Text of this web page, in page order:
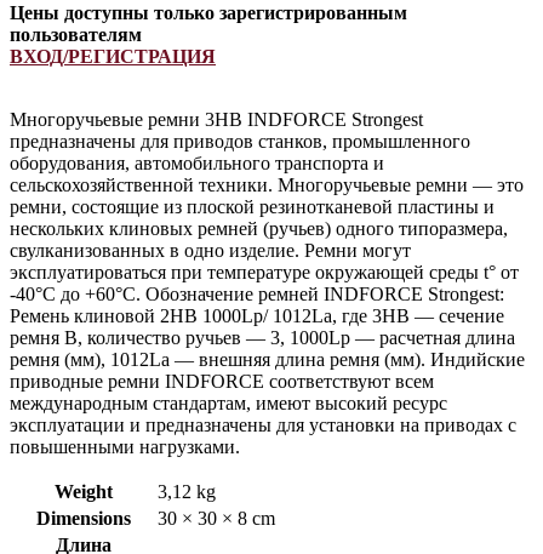
Цены доступны только зарегистрированным
пользователям
ВХОД/РЕГИСТРАЦИЯ
Многоручьевые ремни 3HB INDFORCE Strongest
предназначены для приводов станков, промышленного
оборудования, автомобильного транспорта и
сельскохозяйственной техники. Многоручьевые ремни — это
ремни, состоящие из плоской резинотканевой пластины и
нескольких клиновых ремней (ручьев) одного типоразмера,
свулканизованных в одно изделие. Ремни могут
эксплуатироваться при температуре окружающей среды t° от
-40°С до +60°С. Обозначение ремней INDFORCE Strongest:
Ремень клиновой 2HB 1000Lp/ 1012La, где 3HB — сечение
ремня B, количество ручьев — 3, 1000Lp — расчетная длина
ремня (мм), 1012La — внешняя длина ремня (мм). Индийские
приводные ремни INDFORCE соответствуют всем
международным стандартам, имеют высокий ресурс
эксплуатации и предназначены для установки на приводах с
повышенными нагрузками.
Weight
3,12 kg
Dimensions
30 × 30 × 8 cm
Длина